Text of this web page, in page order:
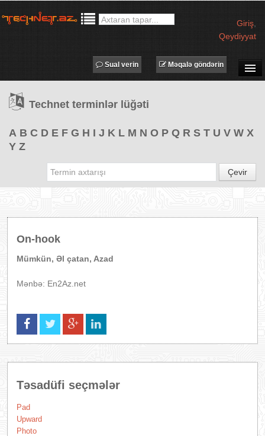
Giriş
Qeydiyyat
TƏDBİRLƏR
PROQRAMLAR
Məqalə göndərin
Sual verin
Technet terminlər lüğəti
A B C D E F G H I J K L M N O P Q R S T U V W X
Y Z
Çevir
On-hook
Mümkün, Əl çatan, Azad
Mənbə: En2Az.net
Təsadüfi seçmələr
Pad
Upward
Photo